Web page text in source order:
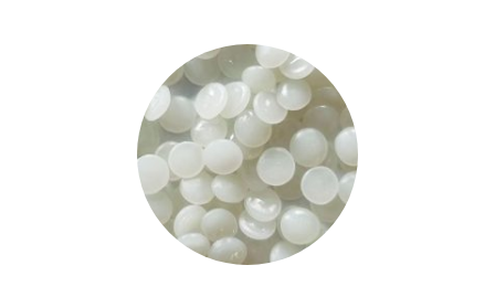
REPEBO len7000 (HDPE)
Flaschen
HDPE FÜR BLASFORMEN –
FLASCHEN